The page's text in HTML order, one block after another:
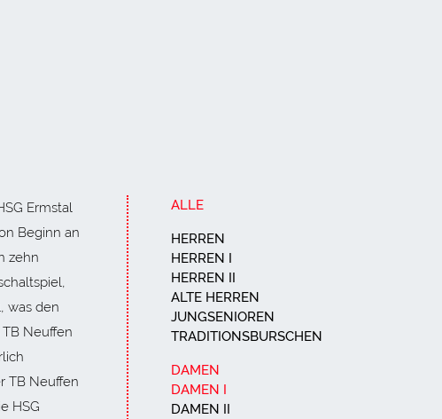
Ermstal
Beginn an
zehn
was den
Neuffen
TB Neuffen
HSG
ALLE
HERREN
HERREN I
HERREN II
ALTE HERREN
JUNGSENIOREN
TRADITIONSBURSCHEN
DAMEN
DAMEN I
DAMEN II